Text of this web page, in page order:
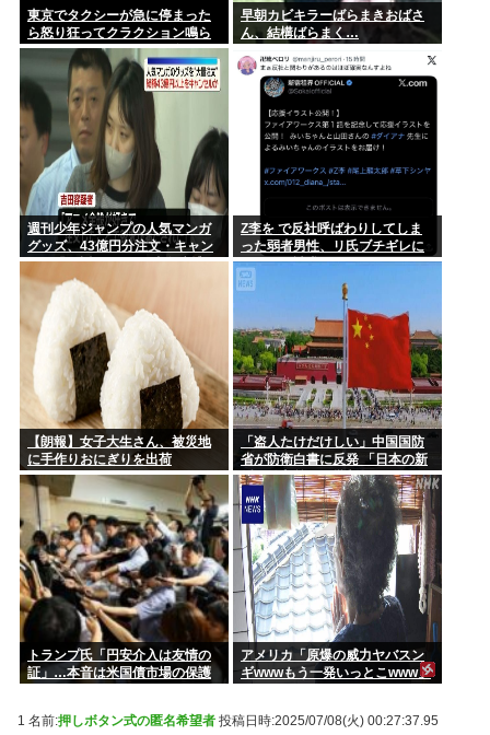
東京でタクシーが急に停まった
ら怒り狂ってクラクション鳴ら
してるやつ、だいたい田舎ナン
バーwww
早朝カビキラーばらまきおばさ
ん、結構ばらまく…
週刊少年ジャンプの人気マンガ
グッズ、43億円分注文・キャン
セル繰り返したか 32歳女逮捕
「注文したことで欲求が満たさ
れた」
Z李を で反社呼ばわりしてしま
った弱者男性、リ氏ブチギレに
より開示請求へ
【朗報】女子大生さん、被災地
に手作りおにぎりを出荷
「盗人たけだけしい」中国国防
省が防衛白書に反発 「日本の新
型軍国主義」と批判
トランプ氏「円安介入は友情の
証」…本音は米国債市場の保護
アメリカ「原爆の威力ヤバスン
ギwwwもう一発いっとこwww」
1 名前:押しボタン式の匿名希望者 投稿日時:2025/07/08(火) 00:27:37.95